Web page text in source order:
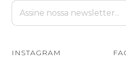
INSTAGRAM